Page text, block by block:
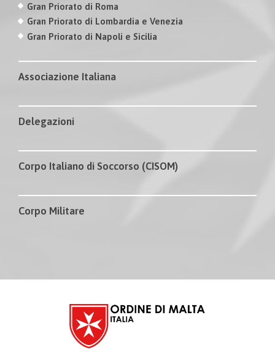
Gran Priorato di Roma
Gran Priorato di Lombardia e Venezia
Gran Priorato di Napoli e Sicilia
Associazione Italiana
Delegazioni
Corpo Italiano di Soccorso (CISOM)
Corpo Militare